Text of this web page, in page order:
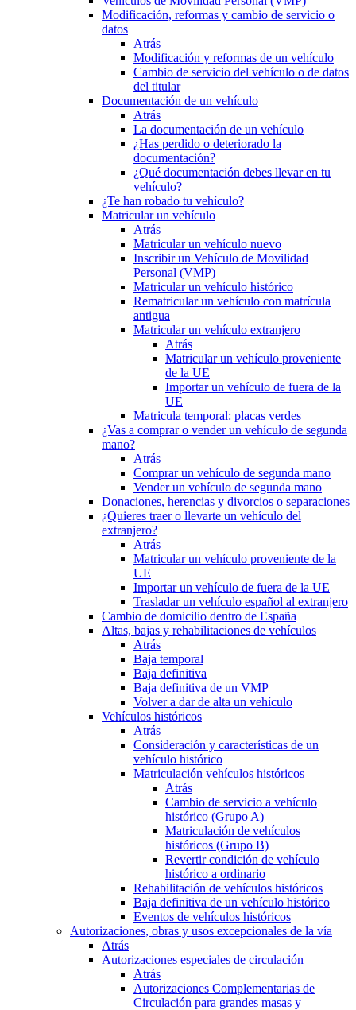
Modificación, reformas y cambio de servicio o
datos
Atrás
Modificación y reformas de un vehículo
Cambio de servicio del vehículo o de datos
del titular
Documentación de un vehículo
Atrás
La documentación de un vehículo
¿Has perdido o deteriorado la
documentación?
¿Qué documentación debes llevar en tu
vehículo?
¿Te han robado tu vehículo?
Matricular un vehículo
Atrás
Matricular un vehículo nuevo
Inscribir un Vehículo de Movilidad
Personal (VMP)
Matricular un vehículo histórico
Rematricular un vehículo con matrícula
antigua
Matricular un vehículo extranjero
Atrás
Matricular un vehículo proveniente
de la UE
Importar un vehículo de fuera de la
UE
Matricula temporal: placas verdes
¿Vas a comprar o vender un vehículo de segunda
mano?
Atrás
Comprar un vehículo de segunda mano
Vender un vehículo de segunda mano
Donaciones, herencias y divorcios o separaciones
¿Quieres traer o llevarte un vehículo del
extranjero?
Atrás
Matricular un vehículo proveniente de la
UE
Importar un vehículo de fuera de la UE
Trasladar un vehículo español al extranjero
Cambio de domicilio dentro de España
Altas, bajas y rehabilitaciones de vehículos
Atrás
Baja temporal
Baja definitiva
Baja definitiva de un VMP
Volver a dar de alta un vehículo
Vehículos históricos
Atrás
Consideración y características de un
vehículo histórico
Matriculación vehículos históricos
Atrás
Cambio de servicio a vehículo
histórico (Grupo A)
Matriculación de vehículos
históricos (Grupo B)
Revertir condición de vehículo
histórico a ordinario
Rehabilitación de vehículos históricos
Baja definitiva de un vehículo histórico
Eventos de vehículos históricos
Autorizaciones, obras y usos excepcionales de la vía
Atrás
Autorizaciones especiales de circulación
Atrás
Autorizaciones Complementarias de
Circulación para grandes masas y